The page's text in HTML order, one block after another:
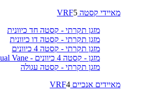
מאיידי קסטה VRF 5
מזגן תקרתי - קסטה חד כיוונית
מזגן תקרתי - קסטה דו כיוונית
מזגן תקרתי - קסטה 4 כיוונים
מזגן - קסטה 4 כיוונים - Dual Vane
מזגן תקרתי - קסטה עגולה
מאיידים אנכיים VRF 4